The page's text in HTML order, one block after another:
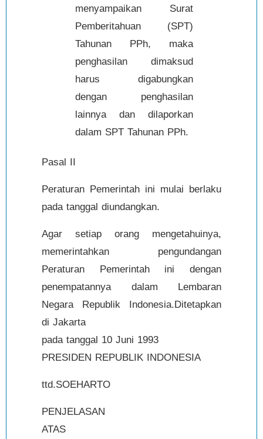
menyampaikan Surat
Pemberitahuan (SPT)
Tahunan PPh, maka
penghasilan dimaksud
harus digabungkan
dengan penghasilan
lainnya dan dilaporkan
dalam SPT Tahunan PPh.
Pasal II
Peraturan Pemerintah ini mulai berlaku
pada tanggal diundangkan.
Agar setiap orang mengetahuinya,
memerintahkan pengundangan
Peraturan Pemerintah ini dengan
penempatannya dalam Lembaran
Negara Republik Indonesia.Ditetapkan
di Jakarta
pada tanggal 10 Juni 1993
PRESIDEN REPUBLIK INDONESIA
ttd.SOEHARTO
PENJELASAN
ATAS